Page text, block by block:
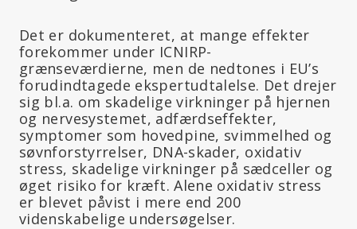
Det er dokumenteret, at mange effekter
forekommer under ICNIRP-
grænseværdierne, men de nedtones i EU’s
forudindtagede ekspertudtalelse. Det drejer
sig bl.a. om skadelige virkninger på hjernen
og nervesystemet, adfærdseffekter,
symptomer som hovedpine, svimmelhed og
søvnforstyrrelser, DNA-skader, oxidativ
stress, skadelige virkninger på sædceller og
øget risiko for kræft. Alene oxidativ stress
er blevet påvist i mere end 200
videnskabelige undersøgelser.